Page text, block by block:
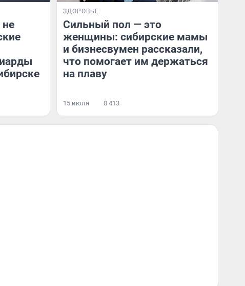
не
ЗДОРОВЬЕ
Сильный пол — это
женщины: сибирские мамы
и бизнесвумен рассказали,
что помогает им держаться
на плаву
15 июля 8 413